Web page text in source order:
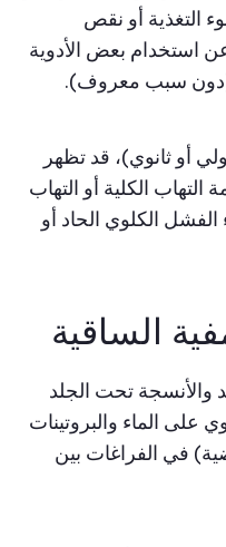
التغذية أو نقص
عن استخدام بعض الأدوية
سبب معروف).
أو ثانوي)، قد تظهر
الكلية أو التهاب
الفشل الكلوي الحاد أو
الساقية
والأنسجة تحت الجلد
على الماء والبروتينات
في الفراغات بين